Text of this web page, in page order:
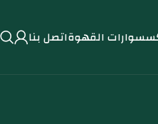
القهوةاتصل بنا